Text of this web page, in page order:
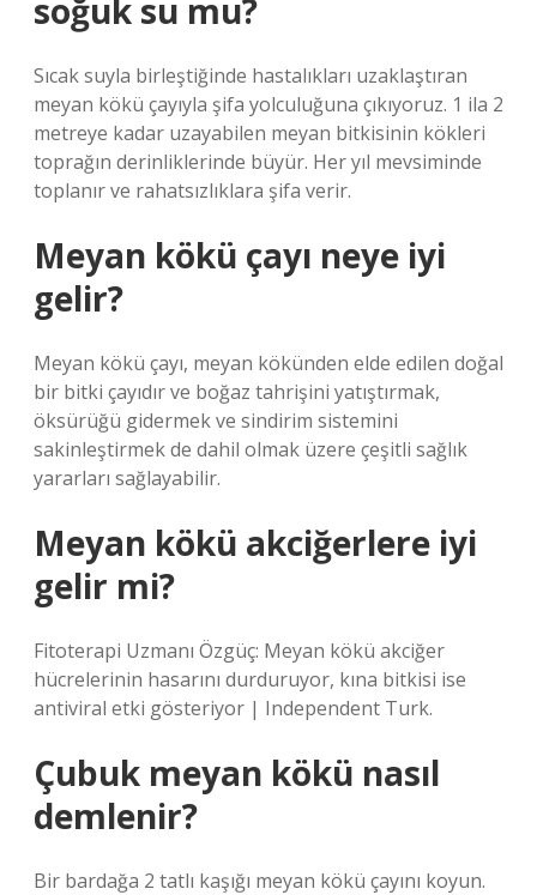
soğuk su mu?
Sıcak suyla birleştiğinde hastalıkları uzaklaştıran
meyan kökü çayıyla şifa yolculuğuna çıkıyoruz. 1 ila 2
metreye kadar uzayabilen meyan bitkisinin kökleri
toprağın derinliklerinde büyür. Her yıl mevsiminde
toplanır ve rahatsızlıklara şifa verir.
Meyan kökü çayı neye iyi
gelir?
Meyan kökü çayı, meyan kökünden elde edilen doğal
bir bitki çayıdır ve boğaz tahrişini yatıştırmak,
öksürüğü gidermek ve sindirim sistemini
sakinleştirmek de dahil olmak üzere çeşitli sağlık
yararları sağlayabilir.
Meyan kökü akciğerlere iyi
gelir mi?
Fitoterapi Uzmanı Özgüç: Meyan kökü akciğer
hücrelerinin hasarını durduruyor, kına bitkisi ise
antiviral etki gösteriyor | Independent Turk.
Çubuk meyan kökü nasıl
demlenir?
Bir bardağa 2 tatlı kaşığı meyan kökü çayını koyun.